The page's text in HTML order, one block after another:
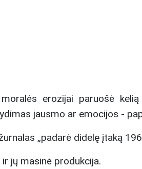
erozijai paruošė
jausmo ar emocijos -
„padarė didelę įtaką
jų masinė produkcija.